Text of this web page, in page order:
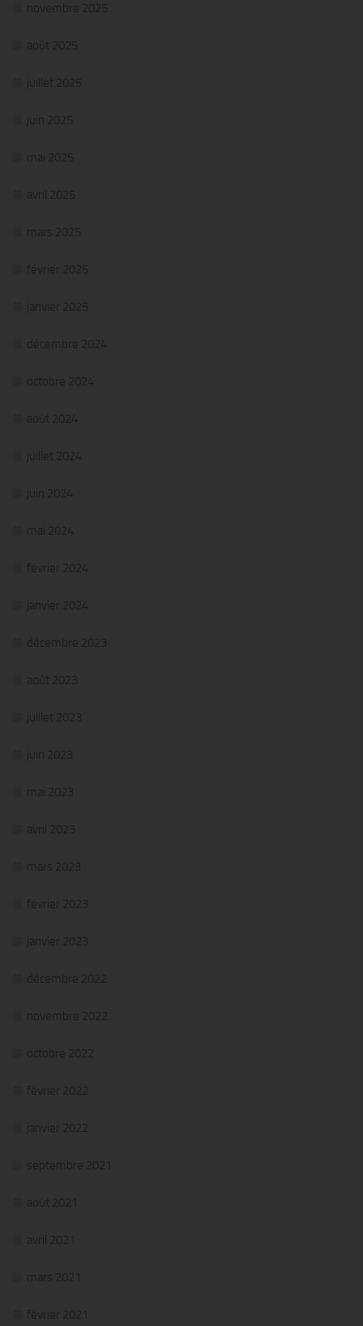
novembre 2025
août 2025
juillet 2025
juin 2025
mai 2025
avril 2025
mars 2025
février 2025
janvier 2025
décembre 2024
octobre 2024
août 2024
juillet 2024
juin 2024
mai 2024
février 2024
janvier 2024
décembre 2023
août 2023
juillet 2023
juin 2023
mai 2023
avril 2023
mars 2023
février 2023
janvier 2023
décembre 2022
novembre 2022
octobre 2022
février 2022
janvier 2022
septembre 2021
août 2021
avril 2021
mars 2021
février 2021